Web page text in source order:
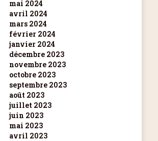
mai 2024
avril 2024
mars 2024
février 2024
janvier 2024
décembre 2023
novembre 2023
octobre 2023
septembre 2023
août 2023
juillet 2023
juin 2023
mai 2023
avril 2023